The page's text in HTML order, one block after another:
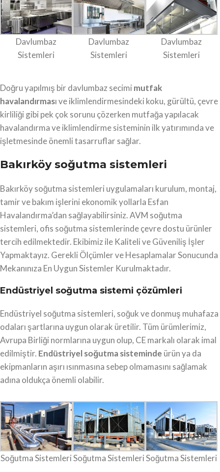
Davlumbaz
Sistemleri
Davlumbaz
Sistemleri
Davlumbaz
Sistemleri
Doğru yapılmış bir davlumbaz secimi mutfak
havalandırması ve iklimlendirmesindeki koku, gürültü, çevre
kirliliği gibi pek çok sorunu çözerken mutfağa yapılacak
havalandırma ve iklimlendirme sisteminin ilk yatırımında ve
işletmesinde önemli tasarruflar sağlar.
Bakırköy soğutma sistemleri
Bakırköy soğutma sistemleri uygulamaları kurulum, montaj,
tamir ve bakım işlerini ekonomik yollarla Esfan
Havalandırma’dan sağlayabilirsiniz. AVM soğutma
sistemleri, ofis soğutma sistemlerinde çevre dostu ürünler
tercih edilmektedir. Ekibimiz ile Kaliteli ve Güveniliş İşler
Yapmaktayız. Gerekli Ölçümler ve Hesaplamalar Sonucunda
Mekanınıza En Uygun Sistemler Kurulmaktadır.
Endüstriyel soğutma sistemi çözümleri
Endüstriyel soğutma sistemleri, soğuk ve donmuş muhafaza
odaları şartlarına uygun olarak üretilir. Tüm ürümlerimiz,
Avrupa Birliği normlarına uygun olup, CE markalı olarak imal
edilmiştir. Endüstriyel soğutma sisteminde ürün ya da
ekipmanların aşırı ısınmasına sebep olmamasını sağlamak
adına oldukça önemli olabilir.
Soğutma Sistemleri Soğutma SistemleriSoğutma Sistemleri